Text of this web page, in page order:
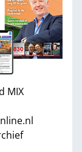
MIX